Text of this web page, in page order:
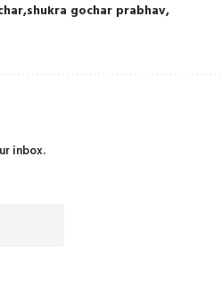
shukra gochar prabhav
inbox.